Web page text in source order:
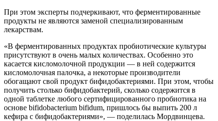
При этом эксперты подчеркивают, что ферментированные
продукты не являются заменой специализированным
лекарствам.
«В ферментированных продуктах пробиотические культуры
присутствуют в очень малых количествах. Особенно это
касается кисломолочной продукции — в ней содержится
кисломолочная палочка, а некоторые производители
обогащают свой продукт бифидобактериями. При этом, чтобы
получить столько бифидобактерий, сколько содержится в
одной таблетке любого сертифицированного пробиотика на
основе bifidobacterium bifidum, пришлось бы выпить 200 л
кефира с бифидобактериями», — поделилась Мордвинцева.